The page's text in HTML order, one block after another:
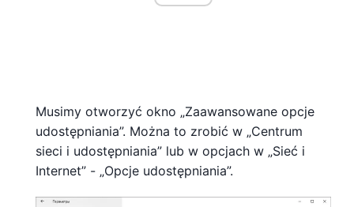
Musimy otworzyć okno „Zaawansowane opcje
udostępniania”. Można to zrobić w „Centrum
sieci i udostępniania” lub w opcjach w „Sieć i
Internet” - „Opcje udostępniania”.